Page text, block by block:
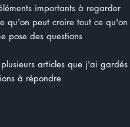
importants à regarder
qu'on peut croire tout ce
pose des questions
articles que j'ai
à répondre